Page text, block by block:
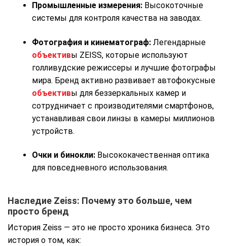
Промышленные измерения: Высокоточные
системы для контроля качества на заводах.
Фотография и кинематограф: Легендарные
объективы ZEISS, которые используют
голливудские режиссеры и лучшие фотографы
мира. Бренд активно развивает автофокусные
объективы для беззеркальных камер и
сотрудничает с производителями смартфонов,
устанавливая свои линзы в камеры миллионов
устройств.
Очки и бинокли: Высококачественная оптика
для повседневного использования.
Наследие Zeiss: Почему это больше, чем
просто бренд
История Zeiss — это не просто хроника бизнеса. Это
история о том, как: